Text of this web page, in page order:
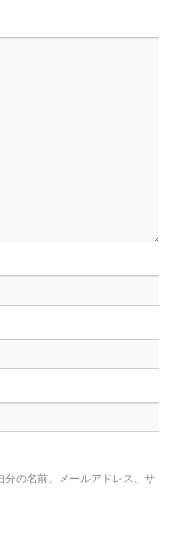
分の名前、メールアドレス、サ